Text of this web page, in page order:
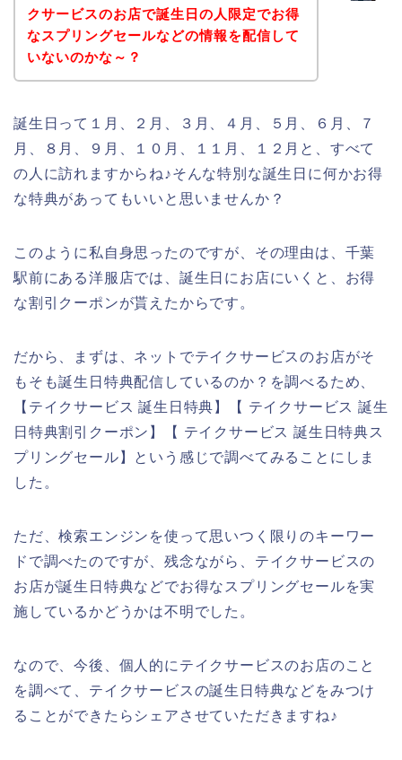
クサービスのお店で誕生日の人限定でお得
なスプリングセールなどの情報を配信して
いないのかな～？
誕生日って１月、２月、３月、４月、５月、６月、７
月、８月、９月、１０月、１１月、１２月と、すべて
の人に訪れますからね♪そんな特別な誕生日に何かお得
な特典があってもいいと思いませんか？
このように私自身思ったのですが、その理由は、千葉
駅前にある洋服店では、誕生日にお店にいくと、お得
な割引クーポンが貰えたからです。
だから、まずは、ネットでテイクサービスのお店がそ
もそも誕生日特典配信しているのか？を調べるため、
【テイクサービス 誕生日特典】【 テイクサービス 誕生
日特典割引クーポン】【 テイクサービス 誕生日特典ス
プリングセール】という感じで調べてみることにしま
した。
ただ、検索エンジンを使って思いつく限りのキーワー
ドで調べたのですが、残念ながら、テイクサービスの
お店が誕生日特典などでお得なスプリングセールを実
施しているかどうかは不明でした。
なので、今後、個人的にテイクサービスのお店のこと
を調べて、テイクサービスの誕生日特典などをみつけ
ることができたらシェアさせていただきますね♪